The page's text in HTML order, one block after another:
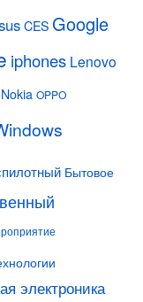
CES Google
iphones Lenovo
Nokia OPPO
Бытовое
электроника